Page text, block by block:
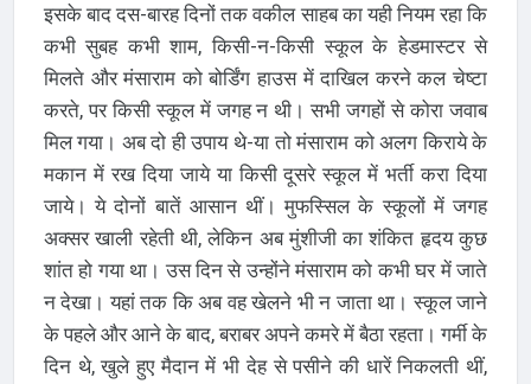
इसके बाद दस-बारह दिनों तक वकील साहब का यही नियम रहा कि
कभी सुबह कभी शाम, किसी-न-किसी स्कूल के हेडमास्टर से
मिलते और मंसाराम को बोर्डिंग हाउस में दाखिल करने कल चेष्टा
करते, पर किसी स्कूल में जगह न थी। सभी जगहों से कोरा जवाब
मिल गया। अब दो ही उपाय थे-या तो मंसाराम को अलग किराये के
मकान में रख दिया जाये या किसी दूसरे स्कूल में भर्ती करा दिया
जाये। ये दोनों बातें आसान थीं। मुफस्सिल के स्कूलों में जगह
अक्सर खाली रहेती थी, लेकिन अब मुंशीजी का शंकित हृदय कुछ
शांत हो गया था। उस दिन से उन्होंने मंसाराम को कभी घर में जाते
न देखा। यहां तक कि अब वह खेलने भी न जाता था। स्कूल जाने
के पहले और आने के बाद, बराबर अपने कमरे में बैठा रहता। गर्मी के
दिन थे, खुले हुए मैदान में भी देह से पसीने की धारें निकलती थीं,